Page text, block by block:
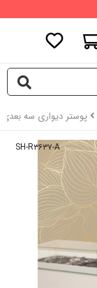
پوستر دیواری سه
SH-R۳۶۳۷-A